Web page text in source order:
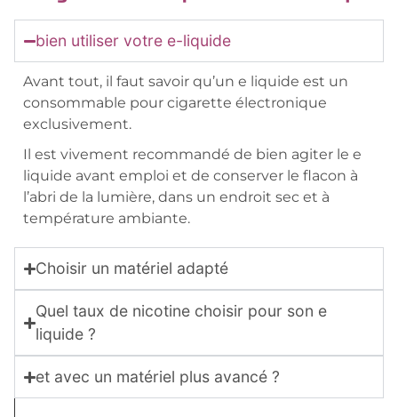
bien utiliser votre e-liquide
Avant tout, il faut savoir qu’un e liquide est un
consommable pour cigarette électronique
exclusivement.
Il est vivement recommandé de bien agiter le e
liquide avant emploi et de conserver le flacon à
l’abri de la lumière, dans un endroit sec et à
température ambiante.
Choisir un matériel adapté
Quel taux de nicotine choisir pour son e
liquide ?
et avec un matériel plus avancé ?